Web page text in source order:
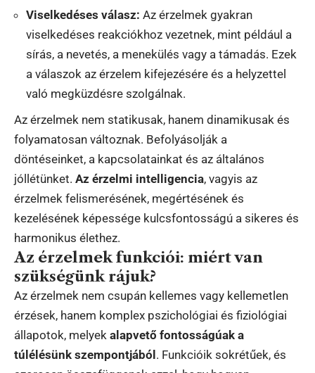
Viselkedéses válasz: Az érzelmek gyakran
viselkedéses reakciókhoz vezetnek, mint például a
sírás, a nevetés, a menekülés vagy a támadás. Ezek
a válaszok az érzelem kifejezésére és a helyzettel
való megküzdésre szolgálnak.
Az érzelmek nem statikusak, hanem dinamikusak és
folyamatosan változnak. Befolyásolják a
döntéseinket, a kapcsolatainkat és az általános
jóllétünket. Az érzelmi intelligencia, vagyis az
érzelmek felismerésének, megértésének és
kezelésének képessége kulcsfontosságú a sikeres és
harmonikus élethez.
Az érzelmek funkciói: miért van
szükségünk rájuk?
Az érzelmek nem csupán kellemes vagy kellemetlen
érzések, hanem komplex pszichológiai és fiziológiai
állapotok, melyek alapvető fontosságúak a
túlélésünk szempontjából. Funkcióik sokrétűek, és